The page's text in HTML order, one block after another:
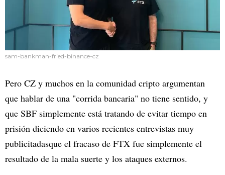
sam-bankman-fried-binance-cz
Pero CZ y muchos en la comunidad cripto argumentan
que hablar de una "corrida bancaria" no tiene sentido, y
que SBF simplemente está tratando de evitar tiempo en
prisión diciendo en varios recientes entrevistas muy
publicitadasque el fracaso de FTX fue simplemente el
resultado de la mala suerte y los ataques externos.